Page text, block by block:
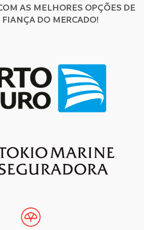
AS MELHORES OPÇÕES DE
FIANÇA DO MERCADO!